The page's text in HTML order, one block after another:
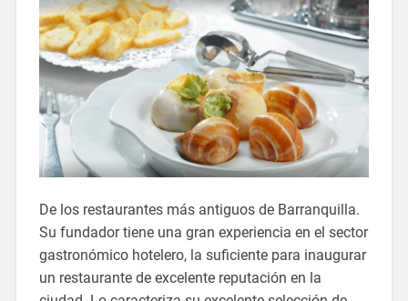
De los restaurantes más antiguos de Barranquilla.
Su fundador tiene una gran experiencia en el sector
gastronómico hotelero, la suficiente para inaugurar
un restaurante de excelente reputación en la